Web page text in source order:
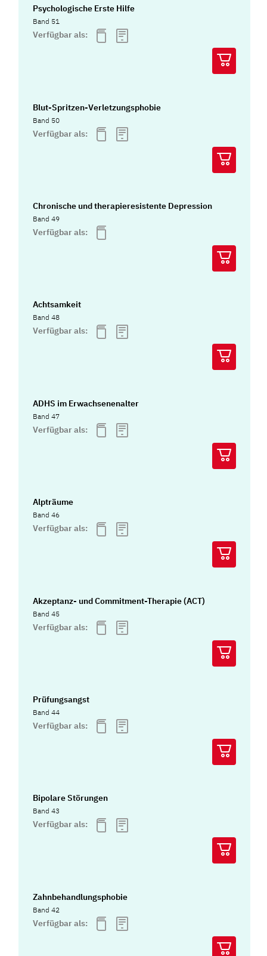
Psychologische Erste Hilfe
Band 51
Verfügbar als:
Blut-Spritzen-Verletzungsphobie
Band 50
Verfügbar als:
Chronische und therapieresistente Depression
Band 49
Verfügbar als:
Achtsamkeit
Band 48
Verfügbar als:
ADHS im Erwachsenenalter
Band 47
Verfügbar als:
Alpträume
Band 46
Verfügbar als:
Akzeptanz- und Commitment-Therapie (ACT)
Band 45
Verfügbar als:
Prüfungsangst
Band 44
Verfügbar als:
Bipolare Störungen
Band 43
Verfügbar als:
Zahnbehandlungsphobie
Band 42
Verfügbar als: